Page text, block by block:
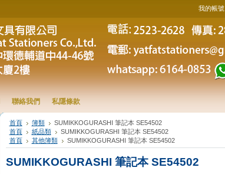
我的帳號
聯絡我們 私隱條款
首頁 簿類
SUMIKKOGURASHI 筆記本 SE54502
首頁
紙品類
SUMIKKOGURASHI 筆記本 SE54502
首頁
其他簿類 SUMIKKOGURASHI 筆記本 SE54502
SUMIKKOGURASHI 筆記本 SE54502